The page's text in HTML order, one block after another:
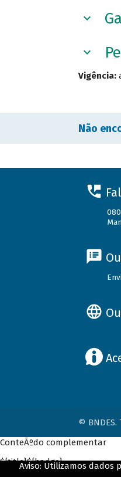
Vigência:
Não
©
Aviso: Utilizamos dados
ConteÃºdo complementar
${title}${badge}